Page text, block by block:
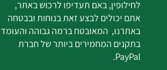
לחילופין, באם תעדיפו לרכוש באתר,
אתם יכולים לבצע זאת בנוחות ובבטחה
באתרנו, המאובטח ברמה גבוהה והעומד
בתקנים המחמירים ביותר של חברת
PayPal.